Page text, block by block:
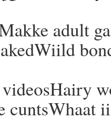
adult
cuntsWhaat